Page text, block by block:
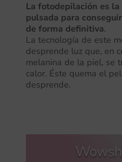
La fotodepilación es
pulsada para
de forma definitiva.
La tecnología de este
desprende luz que, en
melanina de la piel, se
calor. Éste quema el
desprende.